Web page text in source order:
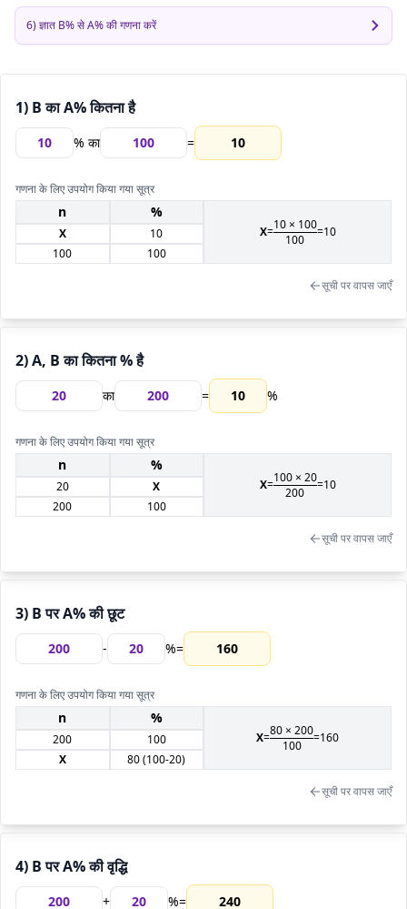
6) ज्ञात B% से A% की गणना करें
1) B का A% कितना है
% का = 10
गणना के लिए उपयोग किया गया सूत्र
n %
X
10
100
100
X=10× 100
100
=10
सूची पर वापस जाएँ
2) A, B का कितना % है
का = 10 %
गणना के लिए उपयोग किया गया सूत्र
n %
20
X
200
100
X=100 × 20
200
=10
सूची पर वापस जाएँ
3) B पर A% की छूट
- %= 160
गणना के लिए उपयोग किया गया सूत्र
n %
200
100
X
80(100-20)
X=80 × 200
100
=160
सूची पर वापस जाएँ
4) B पर A% की वृद्धि
+ %= 240